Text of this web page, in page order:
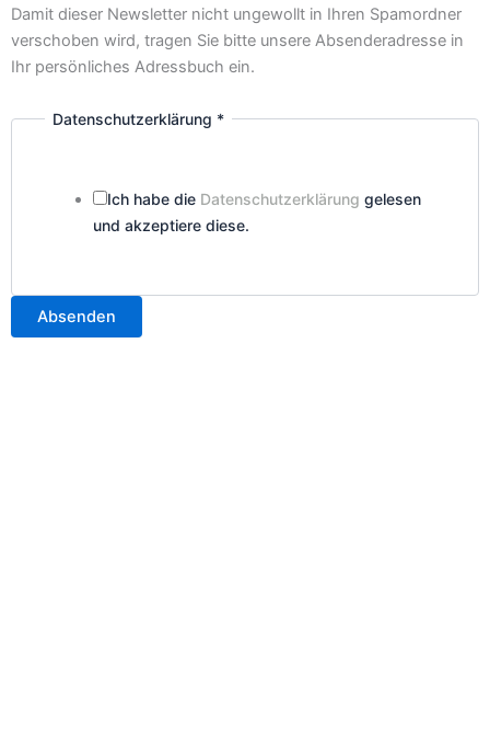
Damit dieser Newsletter nicht ungewollt in Ihren Spamordner
verschoben wird, tragen Sie bitte unsere Absenderadresse in
Ihr persönliches Adressbuch ein.
Datenschutzerklärung *
Ich habe die Datenschutzerklärung gelesen
und akzeptiere diese.
Absenden